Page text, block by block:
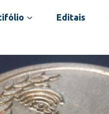
Editais